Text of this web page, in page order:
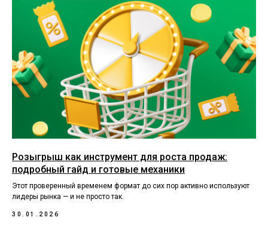
Розыгрыш как инструмент для роста продаж:
подробный гайд и готовые механики
Этот проверенный временем формат до сих пор активно используют
лидеры рынка — и не просто так.
30.01.2026